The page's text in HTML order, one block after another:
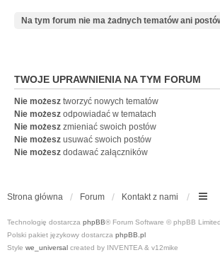
Na tym forum nie ma żadnych tematów ani
TWOJE UPRAWNIENIA NA TYM FORUM
Nie możesz tworzyć nowych tematów
Nie możesz odpowiadać w tematach
Nie możesz zmieniać swoich postów
Nie możesz usuwać swoich postów
Nie możesz dodawać załączników
Strona główna Forum Kontakt z nami
Technologię dostarcza phpBB® Forum Software © phpBB Limited
Polski pakiet językowy dostarcza phpBB.pl
Style we_universal created by INVENTEA & v12mike